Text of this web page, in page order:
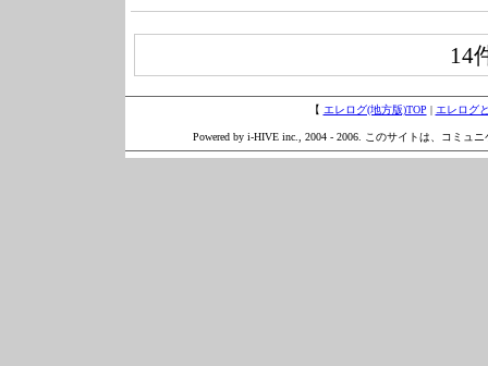
14
【 エレログ(地方版)TOP エレログ
Powered by i-HIVE inc., 2004 - 2006. このサイトは、コミュ